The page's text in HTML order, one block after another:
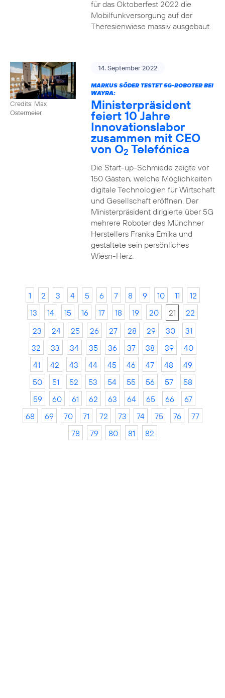
für das Oktoberfest 2022 die
Mobilfunkversorgung auf der
Theresienwiese massiv ausgebaut.
Credits: Max
Ostermeier
14. September 2022
MARKUS SÖDER TESTET 5G-ROBOTER BEI
WAYRA:
Ministerpräsident
feiert 10 Jahre
Innovationslabor
zusammen mit CEO
von O2 Telefónica
Die Start-up-Schmiede zeigte vor
150 Gästen, welche Möglichkeiten
digitale Technologien für Wirtschaft
und Gesellschaft eröffnen. Der
Ministerpräsident dirigierte über 5G
mehrere Roboter des Münchner
Herstellers Franka Emika und
gestaltete sein persönliches
Wiesn-Herz.
1 2 3 4 5 6 7 8 9 10 11
12
13
14 15 16 17 18 19 20 21
22
23
24 25 26 27 28 29 30
31
32
33 34 35 36 37 38 39
40
41
42 43 44 45 46 47 48
49
50
51 52 53 54 55 56 57
58
59
60 61 62 63 64 65 66
67
68
69 70 71 72 73 74 75 76
77
78
79 80 81 82